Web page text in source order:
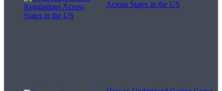
Across States in the US